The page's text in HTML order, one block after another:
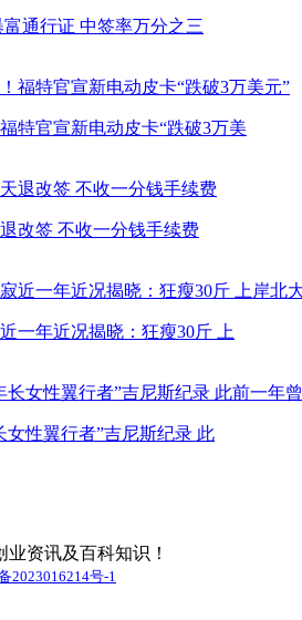
通行证 中签率万分之三
特官宣新电动皮卡“跌破3万美
改签 不收一分钱手续费
一年近况揭晓：狂瘦30斤 上
女性翼行者”吉尼斯纪录 此
资讯及百科知识！
2023016214号-1